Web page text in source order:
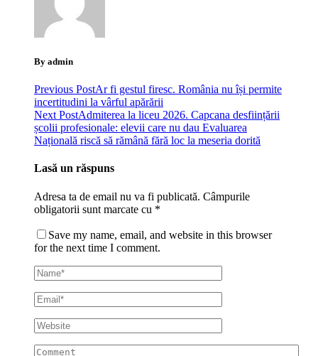
By admin
Previous PostAr fi gestul firesc. România nu își permite
incertitudini la vârful apărării
Next PostAdmiterea la liceu 2026. Capcana desființării
școlii profesionale: elevii care nu dau Evaluarea
Națională riscă să rămână fără loc la meseria dorită
Lasă un răspuns
Adresa ta de email nu va fi publicată. Câmpurile
obligatorii sunt marcate cu *
Save my name, email, and website in this browser
for the next time I comment.